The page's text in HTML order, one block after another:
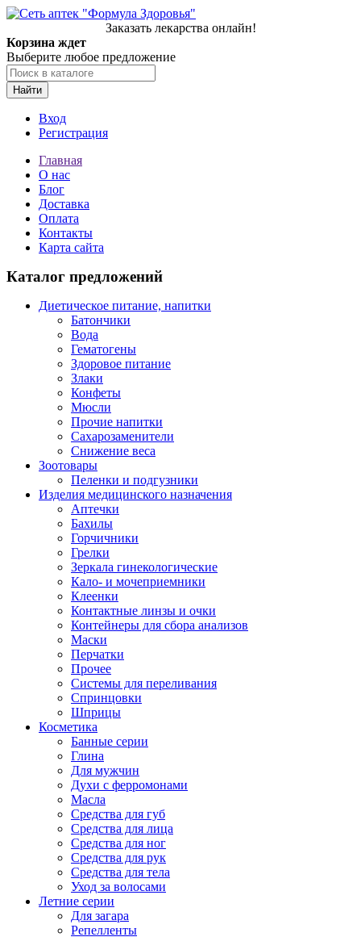
Заказать лекарства онлайн!
Корзина ждет
Выберите любое предложение
Найти
Вход
Регистрация
Главная
О нас
Блог
Доставка
Оплата
Контакты
Карта сайта
Каталог предложений
Диетическое питание, напитки
Батончики
Вода
Гематогены
Здоровое питание
Злаки
Конфеты
Мюсли
Прочие напитки
Сахарозаменители
Снижение веса
Зоотовары
Пеленки и подгузники
Изделия медицинского назначения
Аптечки
Бахилы
Горчичники
Грелки
Зеркала гинекологические
Кало- и мочеприемники
Клеенки
Контактные линзы и очки
Контейнеры для сбора анализов
Маски
Перчатки
Прочее
Системы для переливания
Спринцовки
Шприцы
Косметика
Банные серии
Глина
Для мужчин
Духи с ферромонами
Масла
Средства для губ
Средства для лица
Средства для ног
Средства для рук
Средства для тела
Уход за волосами
Летние серии
Для загара
Репелленты